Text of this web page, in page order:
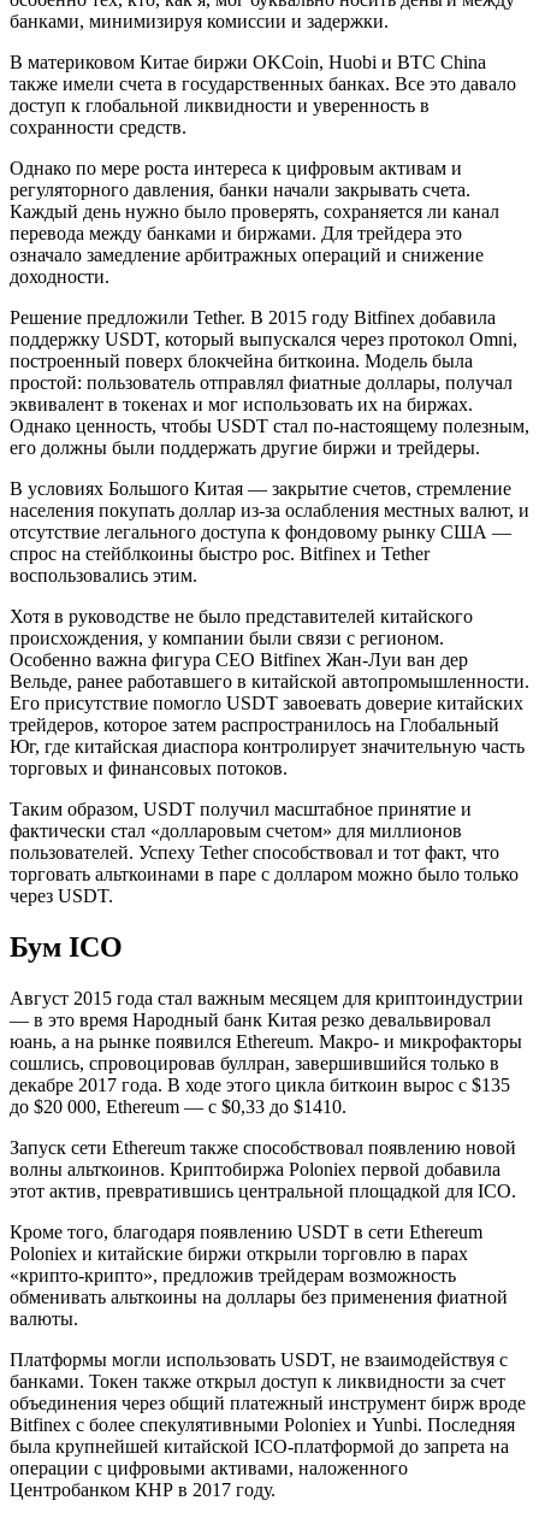
банками, минимизируя комиссии и задержки.
В материковом Китае биржи OKCoin, Huobi и BTC China
также имели счета в государственных банках. Все это давало
доступ к глобальной ликвидности и уверенность в
сохранности средств.
Однако по мере роста интереса к цифровым активам и
регуляторного давления, банки начали закрывать счета.
Каждый день нужно было проверять, сохраняется ли канал
перевода между банками и биржами. Для трейдера это
означало замедление арбитражных операций и снижение
доходности.
Решение предложили Tether. В 2015 году Bitfinex добавила
поддержку USDT, который выпускался через протокол Omni,
построенный поверх блокчейна биткоина. Модель была
простой: пользователь отправлял фиатные доллары, получал
эквивалент в токенах и мог использовать их на биржах.
Однако ценность, чтобы USDT стал по-настоящему полезным,
его должны были поддержать другие биржи и трейдеры.
В условиях Большого Китая — закрытие счетов, стремление
населения покупать доллар из-за ослабления местных валют, и
отсутствие легального доступа к фондовому рынку США —
спрос на стейблкоины быстро рос. Bitfinex и Tether
воспользовались этим.
Хотя в руководстве не было представителей китайского
происхождения, у компании были связи с регионом.
Особенно важна фигура CEO Bitfinex Жан-Луи ван дер
Вельде, ранее работавшего в китайской автопромышленности.
Его присутствие помогло USDT завоевать доверие китайских
трейдеров, которое затем распространилось на Глобальный
Юг, где китайская диаспора контролирует значительную часть
торговых и финансовых потоков.
Таким образом, USDT получил масштабное принятие и
фактически стал «долларовым счетом» для миллионов
пользователей. Успеху Tether способствовал и тот факт, что
торговать альткоинами в паре с долларом можно было только
через USDT.
Бум ICO
Август 2015 года стал важным месяцем для криптоиндустрии
— в это время Народный банк Китая резко девальвировал
юань, а на рынке появился Ethereum. Макро- и микрофакторы
сошлись, спровоцировав буллран, завершившийся только в
декабре 2017 года. В ходе этого цикла биткоин вырос с $135
до $20 000, Ethereum — с $0,33 до $1410.
Запуск сети Ethereum также способствовал появлению новой
волны альткоинов. Криптобиржа Poloniex первой добавила
этот актив, превратившись центральной площадкой для ICO.
Кроме того, благодаря появлению USDT в сети Ethereum
Poloniex и китайские биржи открыли торговлю в парах
«крипто-крипто», предложив трейдерам возможность
обменивать альткоины на доллары без применения фиатной
валюты.
Платформы могли использовать USDT, не взаимодействуя с
банками. Токен также открыл доступ к ликвидности за счет
объединения через общий платежный инструмент бирж вроде
Bitfinex с более спекулятивными Poloniex и Yunbi. Последняя
была крупнейшей китайской ICO-платформой до запрета на
операции с цифровыми активами, наложенного
Центробанком КНР в 2017 году.